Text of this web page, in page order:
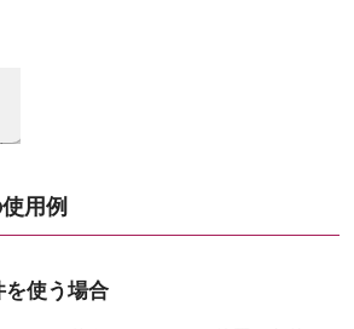
用例
を使う場合